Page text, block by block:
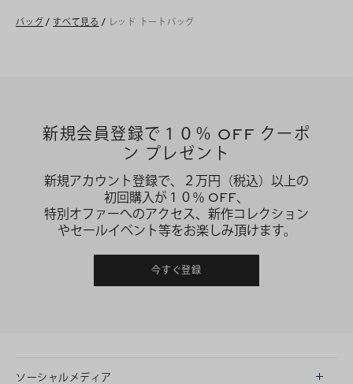
バッグ / すべて見る / レッド トートバッグ
新規会員登録で１０％ OFF クーポ
ン プレゼント
新規アカウント登録で、２万円（税込）以上の
初回購入が１０％ OFF、
特別オファーへのアクセス、新作コレクション
やセールイベント等をお楽しみ頂けます。
今すぐ登録
ソーシャルメディア